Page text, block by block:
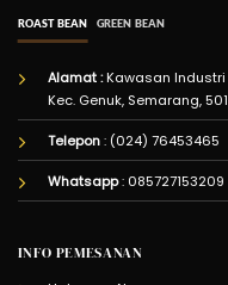
ROAST BEAN GREEN BEAN
Alamat :Kawasan Industri
Kec. Genuk, Semarang,
Telepon: (024) 76453465
Whatsapp: 085727153209
INFO PEMESANAN